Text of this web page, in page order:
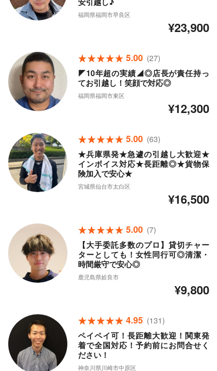
福岡県福岡市早良区
¥23,900
5.00 (27)
◤10年超の実績◢◎店長が責任持っ
てお引越し！笑顔で対応◎
福岡県福岡市東区
¥12,300
5.00 (63)
★兵庫県発★急遽の引越し大歓迎★
インボイス対応★長距離◎★貨物保
険加入で安心★
宮城県仙台市太白区
¥16,500
5.00 (7)
【大手委託多数のプロ】貸切チャー
ターとしても！女性同行可◎清潔・
時間厳守で安心◎
鹿児島県姶良市
¥9,800
4.95 (131)
ペイペイ可！長距離大歓迎！関東発
着で全国対応！予約前にお問合せく
ださい！
神奈川県川崎市中原区